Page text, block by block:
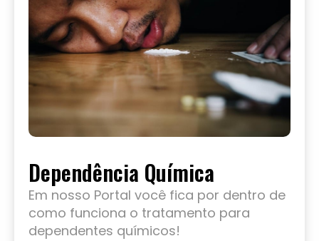
Dependência Química
Em nosso Portal você fica por dentro de
como funciona o tratamento para
dependentes químicos!